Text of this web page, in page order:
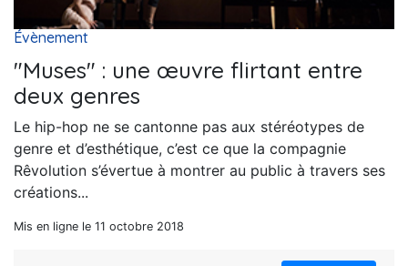
Évènement
"Muses" : une œuvre flirtant entre
deux genres
Le hip-hop ne se cantonne pas aux stéréotypes de
genre et d’esthétique, c’est ce que la compagnie
Rêvolution s’évertue à montrer au public à travers ses
créations...
Mis en ligne le 11 octobre 2018